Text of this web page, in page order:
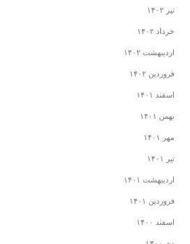
تیر ۱۴۰۲
خرداد ۱۴۰۲
اردیبهشت ۱۴۰۲
فروردین ۱۴۰۲
اسفند ۱۴۰۱
بهمن ۱۴۰۱
مهر ۱۴۰۱
تیر ۱۴۰۱
اردیبهشت ۱۴۰۱
فروردین ۱۴۰۱
اسفند ۱۴۰۰